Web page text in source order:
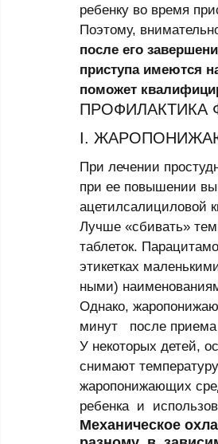
ребенку во время
Поэтому,
после его
приступа имеются
поможет
ПРОФИЛАКТИКА
I.
При лечении
при ее повышении
ацетилсалици­­­ловой
Лучше «сбивать»
таблеток.
этикетках
ными)
Однако,
минут   после
У некоторых детей,
снимают
жаропонижающих
ребенка  и
Механическое